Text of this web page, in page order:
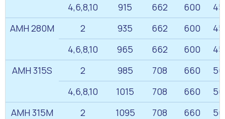
4,6,8,10
915 662 600
АМН 280M
2 935 662 600
4,6,8,10
965 662 600
АМН 315S
2 985 708 660
4,6,8,10
1015 708 660
АМН 315M
2 1095 708 660